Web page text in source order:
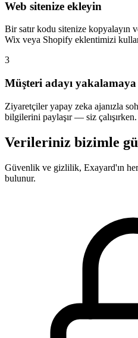
Web sitenize ekleyin
Bir satır kodu sitenize kopyalayın
Wix veya Shopify eklentimizi
3
Müşteri adayı yakalamaya
Ziyaretçiler yapay zeka ajanızla
bilgilerini paylaşır — siz çalışırken.
Verileriniz bizimle
Güvenlik ve gizlilik, Exayard'ın
bulunur.